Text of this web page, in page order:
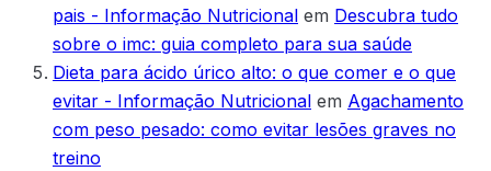
pais - Informação Nutricional em Descubra tudo
sobre o imc: guia completo para sua saúde
Dieta para ácido úrico alto: o que comer e o que
evitar - Informação Nutricional em Agachamento
com peso pesado: como evitar lesões graves no
treino